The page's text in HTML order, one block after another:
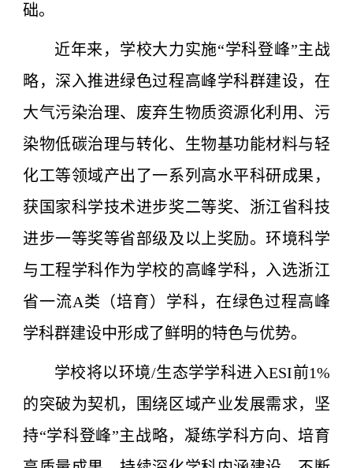
础。
近年来，学校大力实施“学科登峰”主战
略，深入推进绿色过程高峰学科群建设，在
大气污染治理、废弃生物质资源化利用、污
染物低碳治理与转化、生物基功能材料与轻
化工等领域产出了一系列高水平科研成果，
获国家科学技术进步奖二等奖、浙江省科技
进步一等奖等省部级及以上奖励。环境科学
与工程学科作为学校的高峰学科，入选浙江
省一流A类（培育）学科，在绿色过程高峰
学科群建设中形成了鲜明的特色与优势。
学校将以环境/生态学学科进入ESI前1%
的突破为契机，围绕区域产业发展需求，坚
持“学科登峰”主战略，凝练学科方向、培育